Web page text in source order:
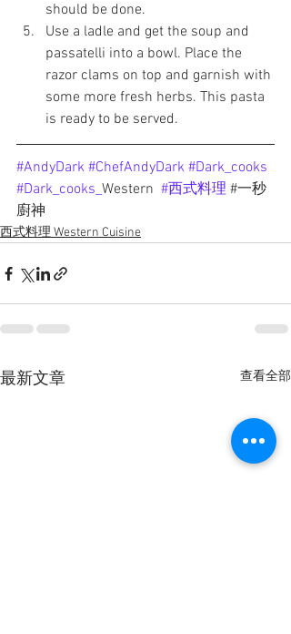
should be done.
Use a ladle and get the soup and
passatelli into a bowl. Place the
razor clams on top and garnish with
some more fresh herbs. This pasta
is ready to be served.
#AndyDark #ChefAndyDark #Dark_cooks
#Dark_cooks_Western #西式料理 #一秒
廚神
西式料理 Western Cuisine
最新文章 查看全部